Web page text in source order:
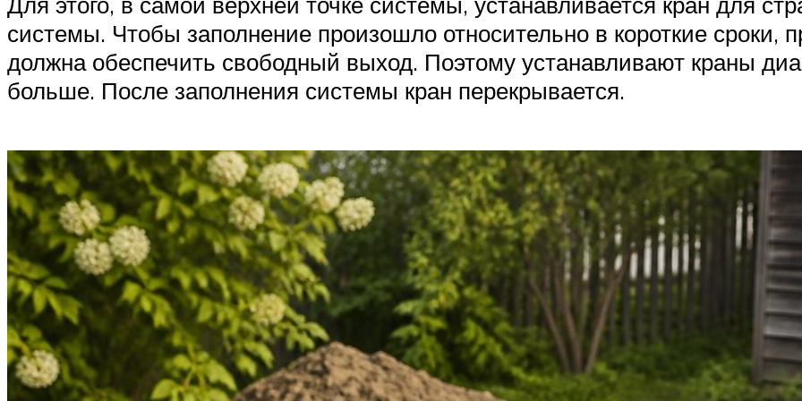
системы. Чтобы заполнение произошло относительно в короткие сроки,
должна обеспечить свободный выход. Поэтому устанавливают краны
больше. После заполнения системы кран перекрывается.